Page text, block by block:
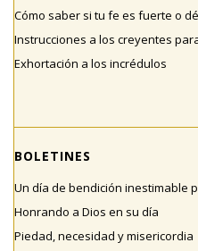
Cómo saber si tu fe es fuerte o
Instrucciones a los creyentes
Exhortación a los incrédulos
BOLETINES
Un día de bendición inestimable
Honrando a Dios en su día
Piedad, necesidad y misericordia